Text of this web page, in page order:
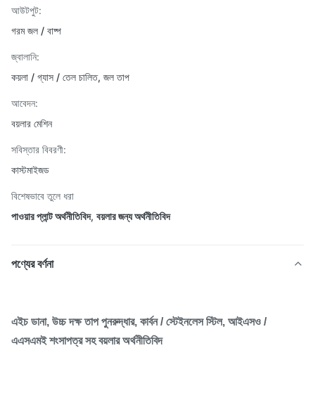
আউটপুট:
গরম জল / বাষ্প
জ্বালানি:
কয়লা / গ্যাস / তেল চালিত, জল তাপ
আবেদন:
বয়লার মেশিন
সবিস্তার বিবরণী:
কাস্টমাইজড
বিশেষভাবে তুলে ধরা
পাওয়ার প্লান্ট অর্থনীতিবিদ, বয়লার জন্য অর্থনীতিবিদ
পণ্যের বর্ণনা
এইচ ডানা, উচ্চ দক্ষ তাপ পুনরুদ্ধার, কার্বন / স্টেইনলেস স্টিল, আইএসও /
এএসএমই শংসাপত্র সহ বয়লার অর্থনীতিবিদ